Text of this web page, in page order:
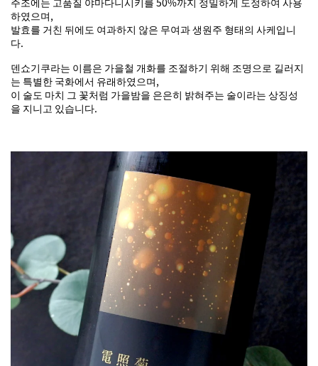
하였으며,
발효를 거친 뒤에도 여과하지 않은 무여과 생원주 형태의 사케입니
다.
덴쇼기쿠라는 이름은 가을철 개화를 조절하기 위해 조명으로 길러지
는 특별한 국화에서 유래하였으며,
이 술도 마치 그 꽃처럼 가을밤을 은은히 밝혀주는 술이라는 상징성
을 지니고 있습니다.